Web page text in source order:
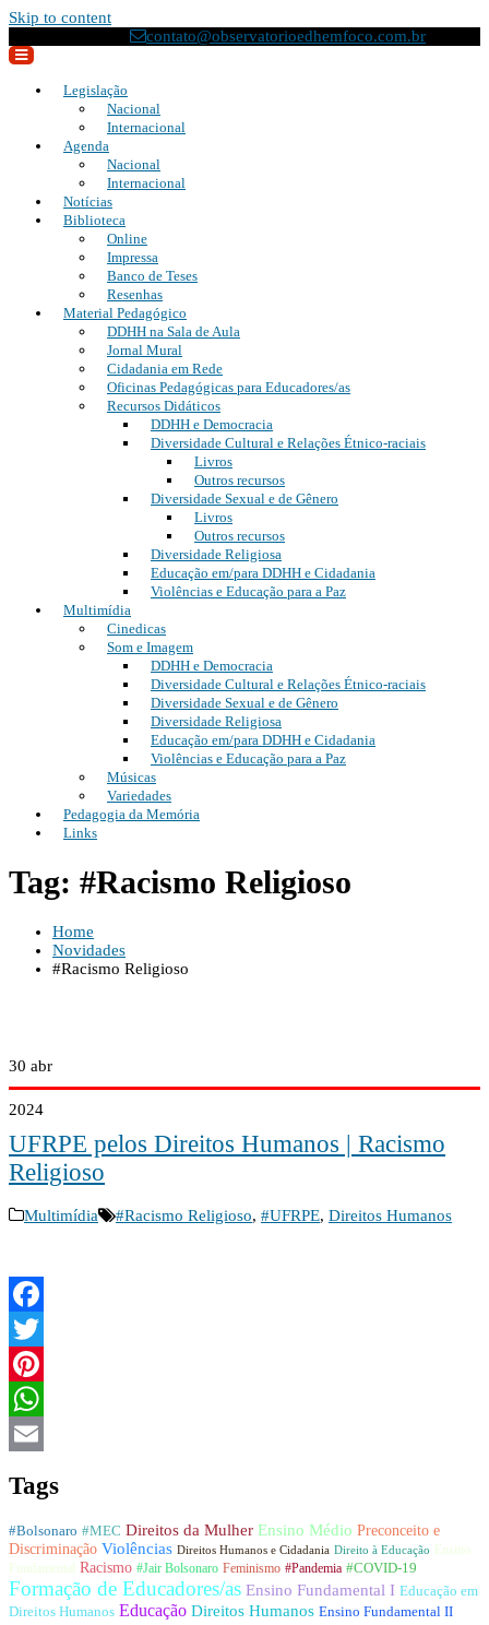
Skip to content
contato@observatorioedhemfoco.com.br
Legislação
Nacional
Internacional
Agenda
Nacional
Internacional
Notícias
Biblioteca
Online
Impressa
Banco de Teses
Resenhas
Material Pedagógico
DDHH na Sala de Aula
Jornal Mural
Cidadania em Rede
Oficinas Pedagógicas para Educadores/as
Recursos Didáticos
DDHH e Democracia
Diversidade Cultural e Relações Étnico-raciais
Livros
Outros recursos
Diversidade Sexual e de Gênero
Livros
Outros recursos
Diversidade Religiosa
Educação em/para DDHH e Cidadania
Violências e Educação para a Paz
Multimídia
Cinedicas
Som e Imagem
DDHH e Democracia
Diversidade Cultural e Relações Étnico-raciais
Diversidade Sexual e de Gênero
Diversidade Religiosa
Educação em/para DDHH e Cidadania
Violências e Educação para a Paz
Músicas
Variedades
Pedagogia da Memória
Links
Tag: #Racismo Religioso
Home
Novidades
#Racismo Religioso
30 abr
2024
UFRPE pelos Direitos Humanos | Racismo
Religioso
Multimídia #Racismo Religioso, #UFRPE, Direitos Humanos
Facebook
Twitter
Pinterest
WhatsApp
Tags
#Bolsonaro #MEC Direitos da Mulher Ensino Médio Preconceito e
Discriminação Violências Direitos Humanos e Cidadania Direito à Educação Ensino
Fundamental Racismo #Jair Bolsonaro Feminismo #Pandemia #COVID-19
Formação de Educadores/as Ensino Fundamental I Educação em
Direitos Humanos Educação Direitos Humanos Ensino Fundamental II